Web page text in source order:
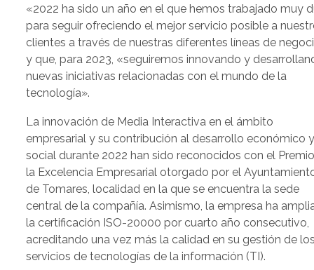
«2022 ha sido un año en el que hemos trabajado muy
para seguir ofreciendo el mejor servicio posible a
clientes a través de nuestras diferentes líneas de
y que, para 2023, «seguiremos innovando y
nuevas iniciativas relacionadas con el mundo de la
tecnología».
La innovación de Media Interactiva en el ámbito
empresarial y su contribución al desarrollo económico
social durante 2022 han sido reconocidos con el
la Excelencia Empresarial otorgado por el
de Tomares, localidad en la que se encuentra la sede
central de la compañía. Asimismo, la empresa ha
la certificación ISO-20000 por cuarto año consecutivo,
acreditando una vez más la calidad en su gestión de
servicios de tecnologías de la información (TI).